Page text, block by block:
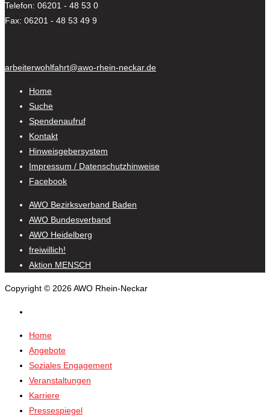
Telefon: 06201 - 48 53 0
Fax: 06201 - 48 53 49 9
arbeiterwohlfahrt@awo-rhein-neckar.de
Home
Suche
Spendenaufruf
Kontakt
Hinweisgebersystem
Impressum / Datenschutzhinweise
Facebook
AWO Bezirksverband Baden
AWO Bundesverband
AWO Heidelberg
freiwillich!
Aktion MENSCH
Copyright © 2026 AWO Rhein-Neckar
Home
Angebote
Soziales Engagement
Veranstaltungen
Karriere
Pressespiegel